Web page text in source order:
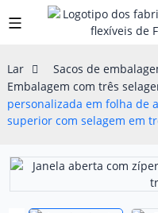
Lar Sacos de
Embalagem com três
personalizada em folha de
superior com selagem em